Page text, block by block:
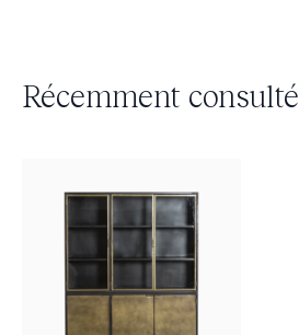
Récemment consulté